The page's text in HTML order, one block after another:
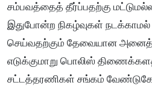
சம்பவத்தைத் தீர்ப்பதற்கு
இதுபோன்ற நிகழ்வுகள் நடக்காமல்
செய்வதற்கும் தேவையான
எடுக்குமாறு பொலிஸ்
சட்டத்தரணிகள் சங்கம்